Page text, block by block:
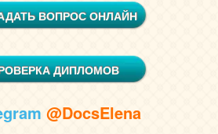
ВОПРОС ОНЛАЙН
ДИПЛОМОВ
@DocsElena